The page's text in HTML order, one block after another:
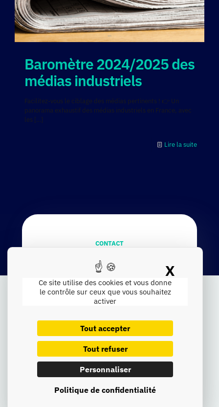
Ce site utilise des cookies et vous donne
le contrôle sur ceux que vous souhaitez
activer
Tout accepter
Tout refuser
Personnaliser
Politique de confidentialité
X
Baromètre 2024/2025 des
médias industriels
Facilitez-vous le ciblage des médias pertinents ! 👉 Un
panorama exhaustif des médias industriels en France, avec
les […]
Lire la suite
CONTACT
une conversation
Pasdeformulaireàrallonge,pasdeblabla.
appelez-nous :
vosprojets.Quevousayezuneidéeprécise
l’enviedefairebouger
conversationcommenceici.
Prendre contact